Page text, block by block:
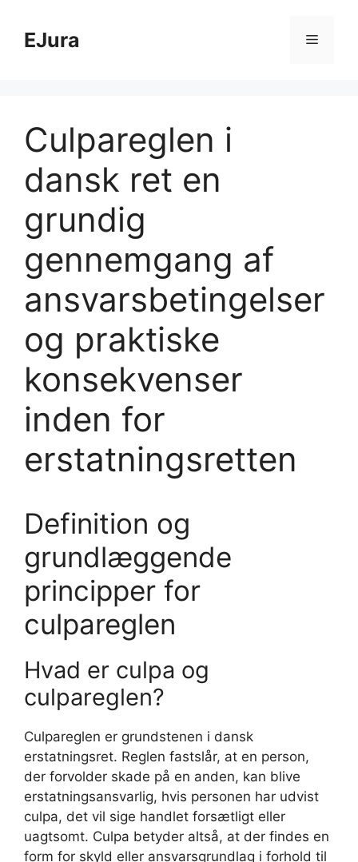
indholdEJura Menu
Culpareglen i
dansk ret en
grundig
gennemgang af
ansvarsbetingelser
og praktiske
konsekvenser
inden for
erstatningsretten
Definition og
grundlæggende
principper for
culpareglen
Hvad er culpa og
culpareglen?
Culpareglen er grundstenen i dansk
erstatningsret. Reglen fastslår, at en person,
der forvolder skade på en anden, kan blive
erstatningsansvarlig, hvis personen har udvist
culpa, det vil sige handlet forsætligt eller
uagtsomt. Culpa betyder altså, at der findes en
form for skyld eller ansvarsgrundlag i forhold til